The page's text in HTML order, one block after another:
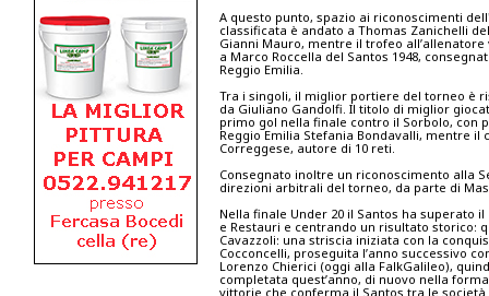
A questo punto, spazio ai riconoscimenti
classificata è andato a Thomas Zanichelli
Gianni Mauro, mentre il trofeo
a Marco Roccella del Santos 1948,
Reggio Emilia.
Tra i singoli, il miglior portiere del torneo è
da Giuliano Gandolfi. Il titolo di miglior
primo gol nella finale contro il Sorbolo, con
Reggio Emilia Stefania Bondavalli, mentre il
Correggese, autore di 10 reti.
Consegnato inoltre un riconoscimento alla
direzioni arbitrali del torneo, da parte di
Nella finale Under 20 il Santos ha superato
e Restauri e centrando un risultato storico:
Cavazzoli: una striscia iniziata con la
Cocconcelli, proseguita l’anno successivo
Lorenzo Chierici (oggi alla FalkGalileo),
completata quest’anno, di nuovo nella
vittorie che conferma il Santos tra le